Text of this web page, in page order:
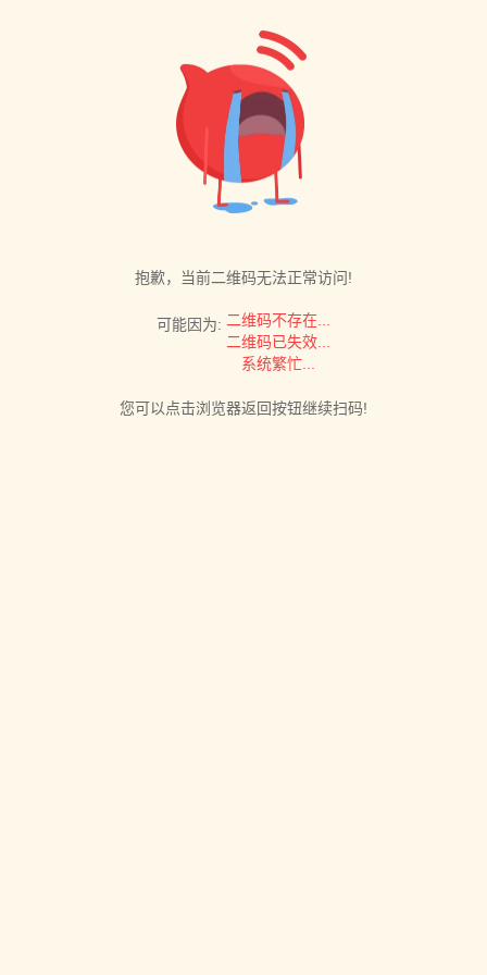
抱歉，当前二维码无法正常访问!
可能因为: 二维码不存在...
二维码已失效...
系统繁忙...
您可以点击浏览器返回按钮继续扫码!